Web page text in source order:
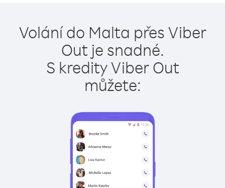
Volání do Malta přes Viber
Out je snadné.
S kredity Viber Out
můžete: